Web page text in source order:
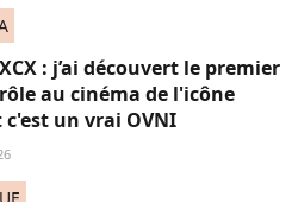
: j’ai découvert le premier
au cinéma de l'icône
c'est un vrai OVNI